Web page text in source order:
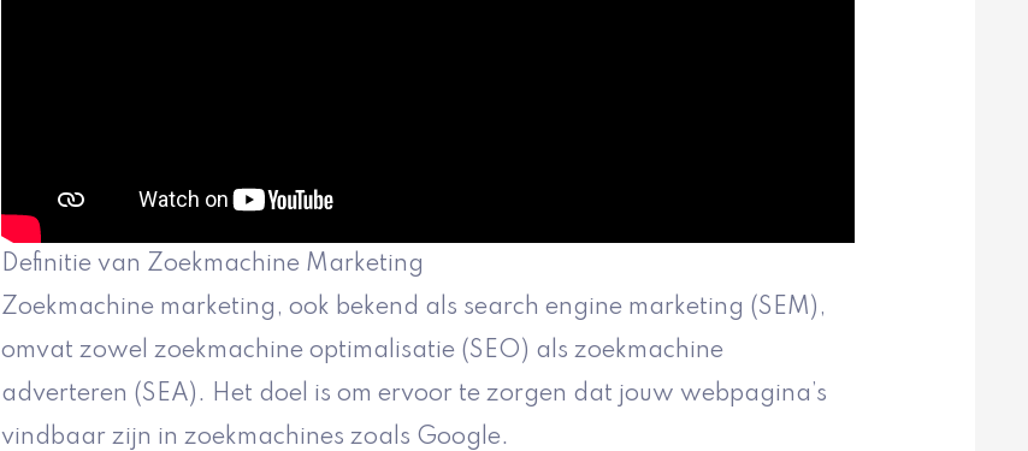
Definitie van Zoekmachine Marketing
Zoekmachine marketing, ook bekend als search engine marketing (SEM),
omvat zowel zoekmachine optimalisatie (SEO) als zoekmachine
adverteren (SEA). Het doel is om ervoor te zorgen dat jouw webpagina’s
vindbaar zijn in zoekmachines zoals Google.